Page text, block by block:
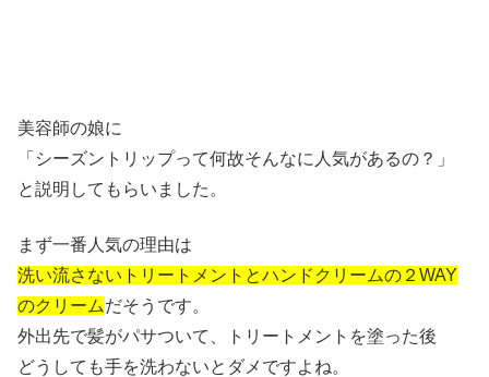
美容師の娘に
「シーズントリップって何故そんなに人気があるの？」
と説明してもらいました。
まず一番人気の理由は
洗い流さないトリートメントとハンドクリームの２WAY
のクリームだそうです。
外出先で髪がパサついて、トリートメントを塗った後
どうしても手を洗わないとダメですよね。